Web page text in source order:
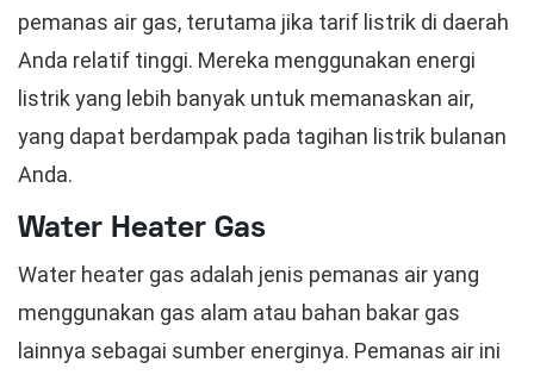
pemanas air gas, terutama jika tarif listrik di daerah
Anda relatif tinggi. Mereka menggunakan energi
listrik yang lebih banyak untuk memanaskan air,
yang dapat berdampak pada tagihan listrik bulanan
Anda.
Water Heater Gas
Water heater gas adalah jenis pemanas air yang
menggunakan gas alam atau bahan bakar gas
lainnya sebagai sumber energinya. Pemanas air ini